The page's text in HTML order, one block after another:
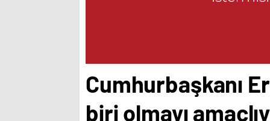
Cumhurbaşkanı
biri olmayı